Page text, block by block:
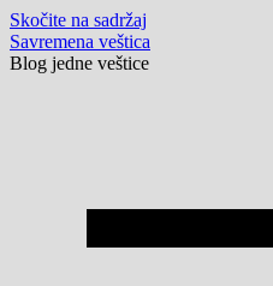
Skočite na sadržaj
Savremena veštica
Blog jedne veštice